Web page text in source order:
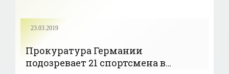
23.03.2019
Прокуратура Германии
подозревает 21 спортсмена в